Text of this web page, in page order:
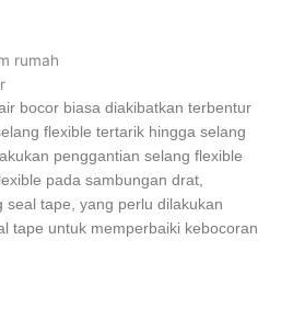
rumah
bocor biasa diakibatkan terbentur
flexible tertarik hingga selang
penggantian selang flexible
pada sambungan drat,
seal tape, yang perlu dilakukan
tape untuk memperbaiki kebocoran